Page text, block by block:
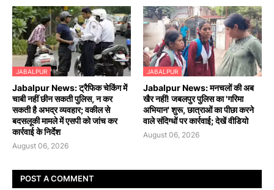
JABALPUR
Jabalpur News: ट्रैफिक चेकिंग में
चाबी नहीं छीन सकती पुलिस, न कर
सकती है अभद्र व्यवहार; वकील से
बदसलूकी मामले में एसपी को जांच कर
कार्रवाई के निर्देश
August 06, 2026
JABALPUR
Jabalpur News: मनचलों की अब
खैर नहीं! जबलपुर पुलिस का 'गरिमा
अभियान' शुरू, छात्राओं का पीछा करने
वाले संदिग्धों पर कार्रवाई; देखें वीडियो
August 06, 2026
POST A COMMENT